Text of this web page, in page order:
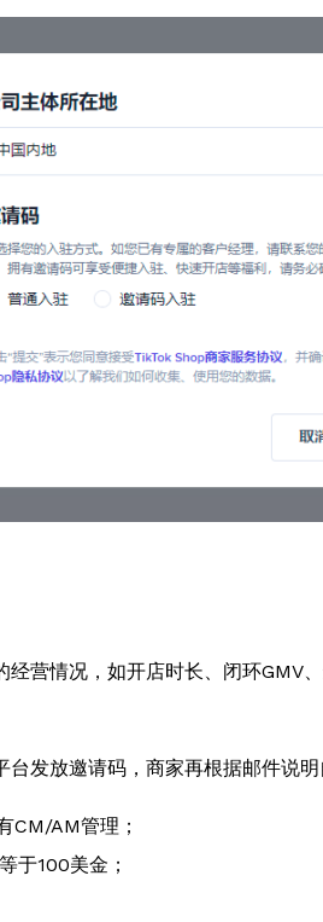
营情况，如开店时长、闭环GMV
发放邀请码，商家再根据邮件说明
CM/AM管理；
于100美金；